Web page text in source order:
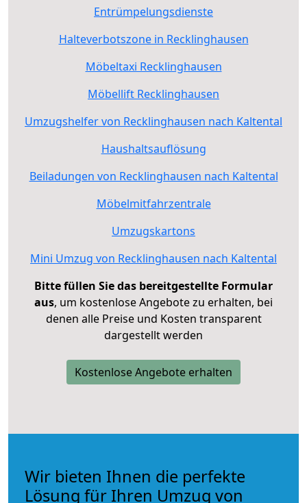
Entrümpelungsdienste
Halteverbotszone in Recklinghausen
Möbeltaxi Recklinghausen
Möbellift Recklinghausen
Umzugshelfer von Recklinghausen nach Kaltental
Haushaltsauflösung
Beiladungen von Recklinghausen nach Kaltental
Möbelmitfahrzentrale
Umzugskartons
Mini Umzug von Recklinghausen nach Kaltental
Bitte füllen Sie das bereitgestellte Formular
aus, um kostenlose Angebote zu erhalten, bei
denen alle Preise und Kosten transparent
dargestellt werden
Kostenlose Angebote erhalten
Wir bieten Ihnen die perfekte
Lösung für Ihren Umzug von